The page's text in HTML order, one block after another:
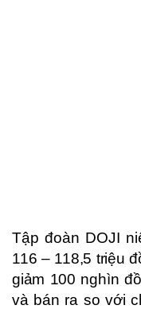
Tập đoàn DOJI
116 – 118,5 triệu
giảm 100 nghìn
và bán ra so với